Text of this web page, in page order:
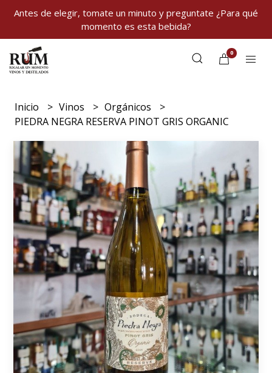
Antes de elegir, tomate un minuto y preguntate ¿Para qué
momento es esta bebida?
0
Inicio Vinos
Orgánicos
PIEDRA NEGRA RESERVA PINOT GRIS ORGANIC